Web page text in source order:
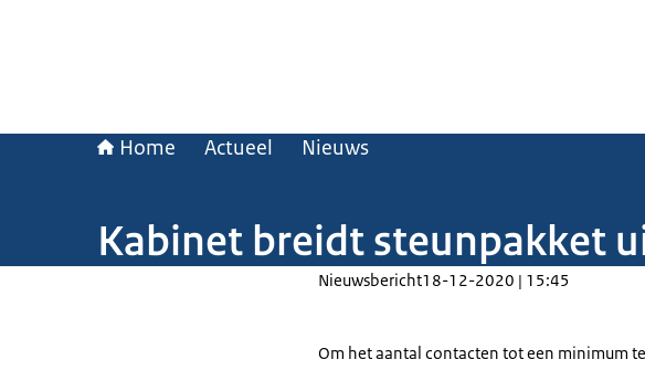
Home Actueel Nieuws
Kabinet breidt steunpakket
Nieuwsbericht18-12-2020 | 15:45
Om het aantal contacten tot een minimum